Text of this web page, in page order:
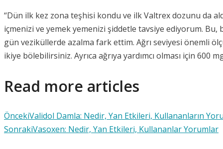
“Dün ilk kez zona teşhisi kondu ve ilk Valtrex dozunu da
içmenizi ve yemek yemenizi şiddetle tavsiye ediyorum. Bu,
gün veziküllerde azalma fark ettim. Ağrı seviyesi önemli
ikiye bölebilirsiniz. Ayrıca ağrıya yardımcı olması için
Read more articles
ÖncekiValidol Damla: Nedir, Yan Etkileri, Kullananların
SonrakiVasoxen: Nedir, Yan Etkileri, Kullananlar Yorumlar